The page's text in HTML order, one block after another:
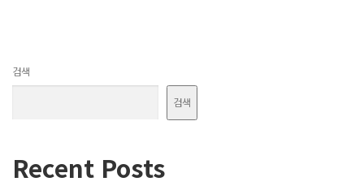
검색
검색
Recent Posts